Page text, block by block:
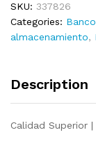
quantity
SKU: 337826
Categories:
almacenamiento,
Description
Calidad Superior